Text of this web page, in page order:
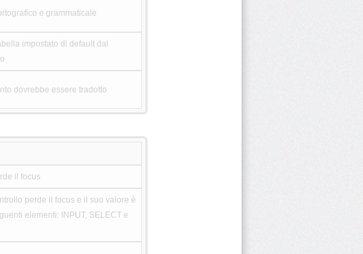
e grammaticale
impostato di default dal
dovrebbe essere tradotto
il focus
perde il focus e il suo valore è
elementi: INPUT, SELECT e